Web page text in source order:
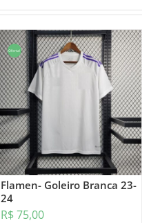
Oferta!
Flamen- Goleiro Branca 23-
24
R$ 75,00